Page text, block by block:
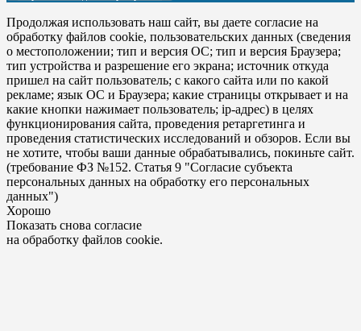
Продолжая использовать наш сайт, вы даете согласие на
обработку файлов cookie, пользовательских данных (сведения
о местоположении; тип и версия ОС; тип и версия Браузера;
тип устройства и разрешение его экрана; источник откуда
пришел на сайт пользователь; с какого сайта или по какой
рекламе; язык ОС и Браузера; какие страницы открывает и на
какие кнопки нажимает пользователь; ip-адрес) в целях
функционирования сайта, проведения ретаргетинга и
проведения статистических исследований и обзоров. Если вы
не хотите, чтобы ваши данные обрабатывались, покиньте сайт.
(требование ФЗ №152. Статья 9 "Согласие субъекта
персональных данных на обработку его персональных
данных")
Хорошо
Показать снова согласие
на обработку файлов cookie.